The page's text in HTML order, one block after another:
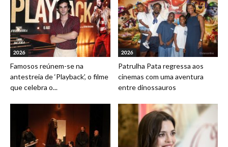
2026
Famosos reúnem-se na
antestreia de ‘Playback’, o filme
que celebra o...
2026
Patrulha Pata regressa aos
cinemas com uma aventura
entre dinossauros